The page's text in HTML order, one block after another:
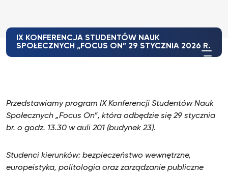
IX KONFERENCJA STUDENTÓW NAUK
SPOŁECZNYCH „FOCUS ON” 29 STYCZNIA 2026 R.
Przedstawiamy program IX Konferencji Studentów Nauk
Społecznych „Focus On”, która odbędzie się 29 stycznia
br. o godz. 13.30 w auli 201 (budynek 23).
Studenci kierunków: bezpieczeństwo wewnętrzne,
europeistyka, politologia oraz zarządzanie publiczne